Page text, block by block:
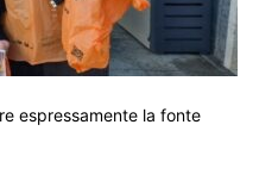
espressamente la fonte